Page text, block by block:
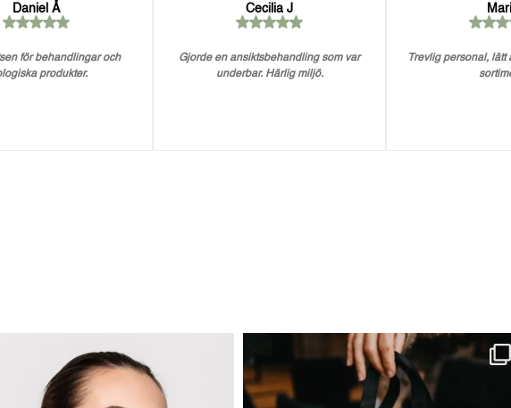
Daniel Å
för behandlingar och
produkter.
Cecilia J
Gjorde en ansiktsbehandling som var
underbar. Härlig miljö.
Trevlig personal, lätt
februari-
mars!
Vellnez – din samlingsplats för
personlig handel i